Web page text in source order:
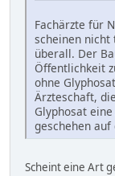
Fachärzte für
scheinen nicht
überall. Der
Öffentlichkeit
ohne
Ärzteschaft,
Glyphosat
geschehen
Scheint eine Art